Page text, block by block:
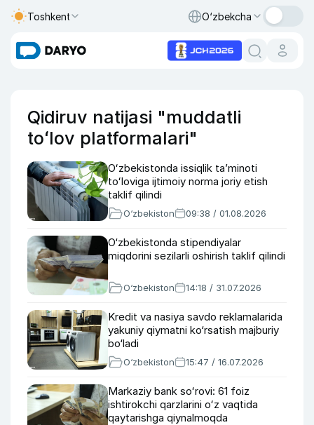
Toshkent O‘zbekcha
Qidiruv natijasi "muddatli
toʻlov platformalari"
Oʻzbekistonda issiqlik taʼminoti
toʻloviga ijtimoiy norma joriy etish
taklif qilindi
O‘zbekiston 09:38 / 01.08.2026
O‘zbekistonda stipendiyalar
miqdorini sezilarli oshirish taklif qilindi
O‘zbekiston 14:18 / 31.07.2026
Kredit va nasiya savdo reklamalarida
yakuniy qiymatni ko‘rsatish majburiy
bo‘ladi
O‘zbekiston 15:47 / 16.07.2026
Markaziy bank soʻrovi: 61 foiz
ishtirokchi qarzlarini oʻz vaqtida
qaytarishga qiynalmoqda